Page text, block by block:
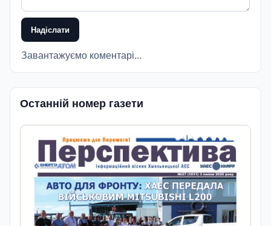
Надіслати
Завантажуємо коментарі...
Останній номер газети